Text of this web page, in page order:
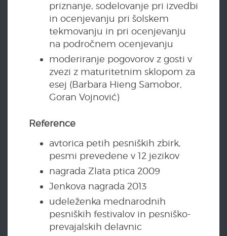
priznanje, sodelovanje pri izvedbi
in ocenjevanju pri šolskem
tekmovanju in pri ocenjevanju
na področnem ocenjevanju
moderiranje pogovorov z gosti v
zvezi z maturitetnim sklopom za
esej (Barbara Hieng Samobor,
Goran Vojnović)
Reference
avtorica petih pesniških zbirk,
pesmi prevedene v 12 jezikov
nagrada Zlata ptica 2009
Jenkova nagrada 2013
udeleženka mednarodnih
pesniških festivalov in pesniško-
prevajalskih delavnic